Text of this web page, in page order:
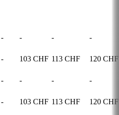
- - -
-
- 103 CHF 113 CHF
120 CHF
- - -
-
- 103 CHF 113 CHF 120 CHF